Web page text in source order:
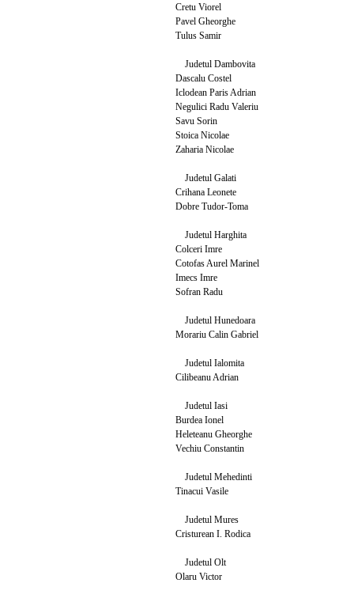
Cretu Viorel
Pavel Gheorghe
Tulus Samir
Judetul Dambovita
Dascalu Costel
Iclodean Paris Adrian
Negulici Radu Valeriu
Savu Sorin
Stoica Nicolae
Zaharia Nicolae
Judetul Galati
Crihana Leonete
Dobre Tudor-Toma
Judetul Harghita
Colceri Imre
Cotofas Aurel Marinel
Imecs Imre
Sofran Radu
Judetul Hunedoara
Morariu Calin Gabriel
Judetul Ialomita
Cilibeanu Adrian
Judetul Iasi
Burdea Ionel
Heleteanu Gheorghe
Vechiu Constantin
Judetul Mehedinti
Tinacui Vasile
Judetul Mures
Cristurean I. Rodica
Judetul Olt
Olaru Victor